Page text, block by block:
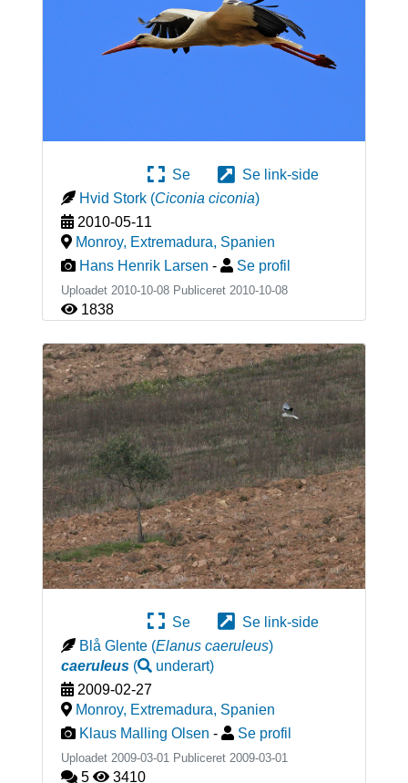
Se
Se link-side
Hvid Stork (Ciconia ciconia)
2010-05-11
Monroy, Extremadura, Spanien
Hans Henrik Larsen - Se profil
Uploadet 2010-10-08 Publiceret 2010-10-08
1838
Se
Se link-side
Blå Glente (Elanus caeruleus)
caeruleus( underart)
2009-02-27
Monroy, Extremadura, Spanien
Klaus Malling Olsen - Se profil
Uploadet 2009-03-01 Publiceret 2009-03-01
5 3410